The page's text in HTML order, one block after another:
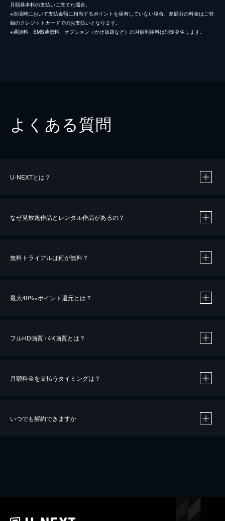
月額基本料の支払いに充てた場合。
※決済時において支払金額に相当するポイントを保有していない場合、差額分の料金はご登
録のクレジットカードでのお支払いとなります。
※通話料、SMS通信料、オプション（かけ放題など）の月額利用料は別途発生します。
よくある質問
U-NEXTとは？
なぜ見放題作品とレンタル作品があるの？
無料トライアルは何が無料？
最大40%※ポイント還元とは？
※40％ポイント還元の対象は、クレジットカード決済による作品の購入 / レンタルです。
iOSアプリのUコイン決済による作品の購入 / レンタルは、20％のポイント還元です。
フルHD画質 / 4K画質とは？
月額料金を支払うタイミングは？
いつでも解約できますか